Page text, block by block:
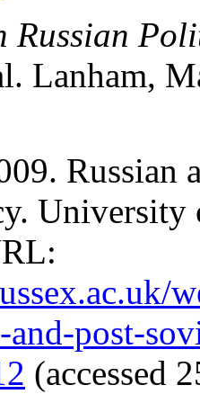
Russian
Lanham,
Russian
University
and-post-
(accessed